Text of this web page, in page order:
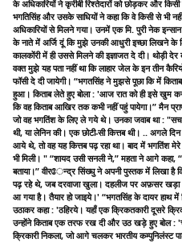
के अधिकारियों ने कृरीबी रिश्तेदारों को छोड़कर और
भगतिसिंह और उसके साधियों ने कहा कि वे किसी से भी
अधिकारियों से मिलने गया। उनमें एक मि. पुरी नेक
के नाते में अर्जि दूं कि मुझे उनकी आधुरी इच्छा लिखने के
कालकोंरी में ही उससे मिलने की इज्ञाजत दे दी। थोड़ी
वक्त मुझे यह पता नहीं था कि लाहार जेल के इन तीन
फॉसी दे दी जायेगी। “भगतसिंह ने मुझसे पूछा कि में
हुआ। किताब लेते हुए बोला : 'आज रात को ही इसे खुम
कि वह किताब आखिर तक कभी नहीं पहुं पायेगा।” मैन
जो वह भगतिंश के लिए ले गये थे। उनका जवाब था : "सच
थी, या लेनिन की। एक छोटी-सी कित्तब थी। .. अगले
आये थे, तो वह यह कित्तब पढ़ रहा था। बाद में भगतिंश
भी मिली। " “शायद उसी सनली ने,” महता ने आगे कहा,
बताया।” वीरேन्द्र सिंख्घु ने अपनी पुस्तक में लिखा है
पढ़ रहे थे, जब दरवाजा खुला। दहलीज पर अफ़सर खड़ा
आ गया है। तैयार हो जाइये।' “भगतसिंह के दायर हाथ में
उठाकर कहा : 'ठहिरये। यहाँ एक क्रिकतकारी दूसरे
उन्होंने किताब एक तरफ रख दी और उठ खड़े हुए बोल
क्रिकारी निकला, जो आगे चलकर भारतीय कम्पुनिलंस्ट